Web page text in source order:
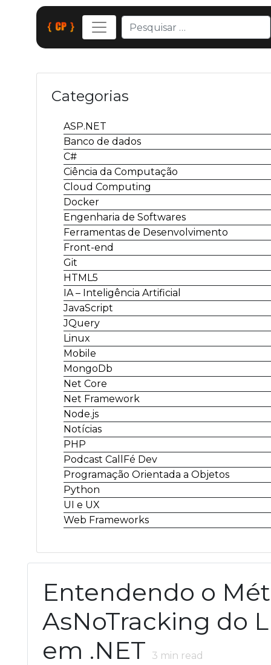
Categorias
ASP.NET
Banco de dados
C#
Ciência da Computação
Cloud Computing
Docker
Engenharia de Softwares
Ferramentas de Desenvolvimento
Front-end
Git
HTML5
IA – Inteligência Artificial
JavaScript
JQuery
Linux
Mobile
MongoDb
Net Core
Net Framework
Node.js
Notícias
PHP
Podcast CallFé Dev
Programação Orientada a Objetos
Python
UI e UX
Web Frameworks
Entendendo o
AsNoTracking do
em .NET
3 min read